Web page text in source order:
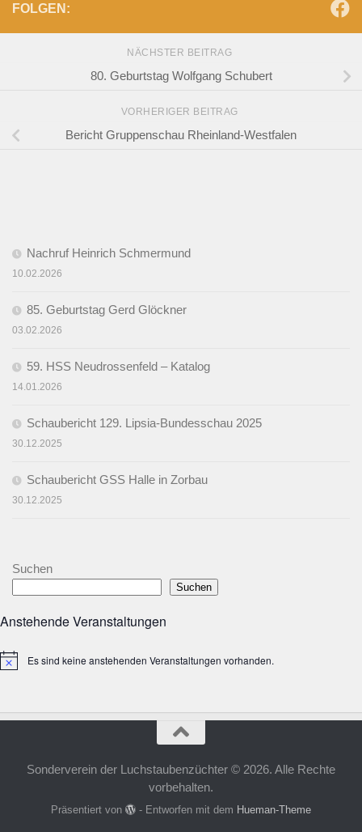
FOLGEN:
NÄCHSTER BEITRAG
80. Geburtstag Wolfgang Schubert
VORHERIGER BEITRAG
Bericht Gruppenschau Rheinland-Westfalen
Nachruf Heinrich Schmermund
10.02.2026
85. Geburtstag Gerd Glöckner
03.02.2026
59. HSS Neudrossenfeld – Katalog
14.01.2026
Schaubericht 129. Lipsia-Bundesschau 2025
30.12.2025
Schaubericht GSS Halle in Zorbau
30.12.2025
Suchen
Suchen
Anstehende Veranstaltungen
HinweisEs sind keine anstehenden Veranstaltungen vorhanden.
Sonderverein der Luchstaubenzüchter © 2026. Alle Rechte
vorbehalten.
Präsentiert von - Entworfen mit dem Hueman-Theme